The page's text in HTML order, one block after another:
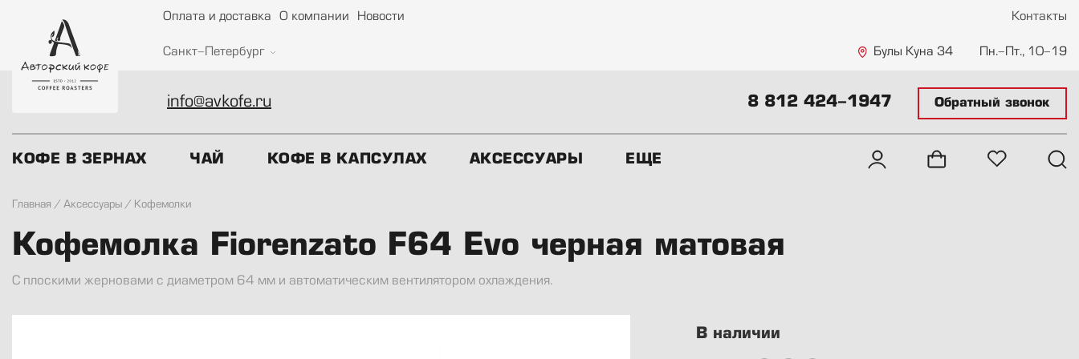
Оплата и доставка О компании Новости Контакты
Санкт-Петербург Булы Куна 34 Пн.-Пт., 10-19
8 812 424-1947 Обратный звонок
info@avkofe.ru
КОФЕ В ЗЕРНАХ ЧАЙ КОФЕ В КАПСУЛАХ АКСЕССУАРЫ ЕЩЕ
Главная / Аксессуары / Кофемолки
Кофемолка Fiorenzato F64 Evo черная матовая
С плоскими жерновами с диаметром 64 мм и автоматическим вентилятором охлаждения.
В наличии